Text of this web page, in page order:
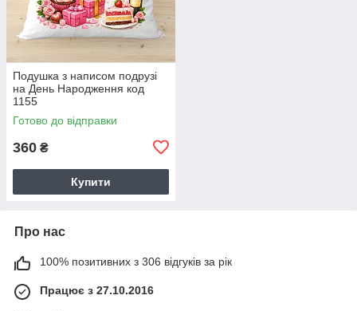
Подушка з написом подрузі
на День Народження код
1155
Готово до відправки
360 ₴
Купити
Про нас
100% позитивних з 306 відгуків за рік
Працює з 27.10.2016